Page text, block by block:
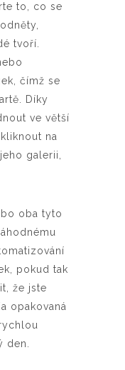
to, co se
tvoří.
čímž se
Díky
ve větší
na
galerii,
oba tyto
pokud tak
že jste
opakovaná
den.